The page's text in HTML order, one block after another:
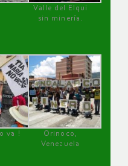
Valle del Elqui
sin minería.
va !
Orinoco,
Venezuela